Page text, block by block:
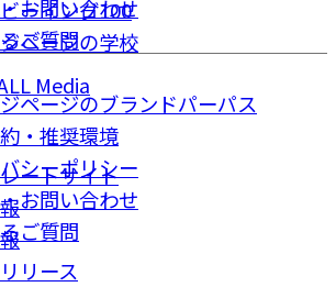
ーイング100
ページの学校
Media
お問い合わせ
ご質問
ページのブランドパーパス
・推奨環境
シーポリシー
お問い合わせ
ご質問
ートサイト
リース